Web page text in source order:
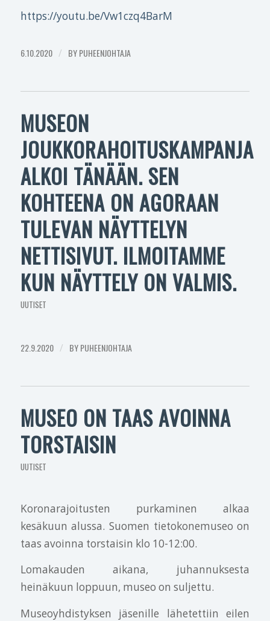
https://youtu.be/Vw1czq4BarM
6.10.2020 / BYPUHEENJOHTAJA
MUSEON
JOUKKORAHOITUSKAMPANJA
ALKOI TÄNÄÄN. SEN
KOHTEENA ON AGORAAN
TULEVAN NÄYTTELYN
NETTISIVUT. ILMOITAMME
KUN NÄYTTELY ON VALMIS.
UUTISET
22.9.2020 / BYPUHEENJOHTAJA
MUSEO ON TAAS AVOINNA
TORSTAISIN
UUTISET
Koronarajoitusten purkaminen alkaa
kesäkuun alussa. Suomen tietokonemuseo on
taas avoinna torstaisin klo 10-12:00.
Lomakauden aikana, juhannuksesta
heinäkuun loppuun, museo on suljettu.
Museoyhdistyksen jäsenille lähetettiin eilen